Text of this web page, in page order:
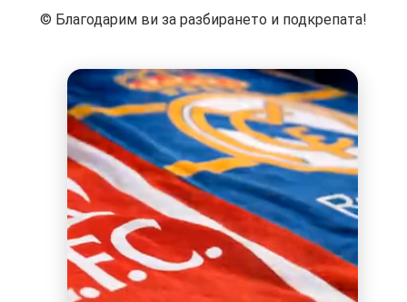
©️ Благодарим ви за разбирането и подкрепата!